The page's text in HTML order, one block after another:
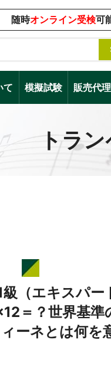
随時オンライン受検可
て 模擬試験 販売代
トラン
級（エキスパ
＝？世界基準
ーネとは何を